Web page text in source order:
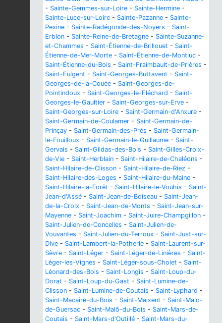
- Sainte-Gemmes-sur-Loire - Sainte-Hermine -
Sainte-Luce-sur-Loire - Sainte-Pazanne - Sainte-
Pexine - Sainte-Radégonde-des-Noyers - Saint-
Erblon - Sainte-Reine-de-Bretagne - Sainte-Suzanne-
et-Chammes - Saint-Étienne-de-Brillouet - Saint-
Étienne-de-Mer-Morte - Saint-Étienne-de-Montluc -
Saint-Étienne-du-Bois - Saint-Fraimbault-de-Prières -
Saint-Fulgent - Saint-Georges-Buttavent - Saint-
Georges-de-la-Couée - Saint-Georges-de-
Pointindoux - Saint-Georges-le-Fléchard - Saint-
Georges-le-Gaultier - Saint-Georges-sur-Erve -
Saint-Georges-sur-Loire - Saint-Germain-d'Anxure -
Saint-Germain-de-Coulamer - Saint-Germain-de-
Prinçay - Saint-Germain-des-Prés - Saint-Germain-
le-Fouilloux - Saint-Germain-le-Guillaume - Saint-
Gervais - Saint-Gildas-des-Bois - Saint-Gilles-Croix-
de-Vie - Saint-Herblain - Saint-Hilaire-de-Chaléons -
Saint-Hilaire-de-Clisson - Saint-Hilaire-de-Riez -
Saint-Hilaire-des-Loges - Saint-Hilaire-du-Maine -
Saint-Hilaire-la-Forêt - Saint-Hilaire-le-Vouhis - Saint-
Jean-d'Assé - Saint-Jean-de-Boiseau - Saint-Jean-
de-la-Croix - Saint-Jean-de-Monts - Saint-Jean-sur-
Mayenne - Saint-Joachim - Saint-Juire-Champgillon -
Saint-Julien-de-Concelles - Saint-Julien-de-
Vouvantes - Saint-Julien-du-Terroux - Saint-Just-sur-
Dive - Saint-Lambert-la-Potherie - Saint-Laurent-sur-
Sèvre - Saint-Léger - Saint-Léger-de-Linières - Saint-
Léger-les-Vignes - Saint-Léger-sous-Cholet - Saint-
Léonard-des-Bois - Saint-Longis - Saint-Loup-du-
Dorat - Saint-Loup-du-Gast - Saint-Lumine-de-
Clisson - Saint-Lumine-de-Coutais - Saint-Lyphard -
Saint-Macaire-du-Bois - Saint-Maixent - Saint-Malo-
de-Guersac - Saint-Malô-du-Bois - Saint-Mars-de-
Coutais - Saint-Mars-d'Outillé - Saint-Mars-du-